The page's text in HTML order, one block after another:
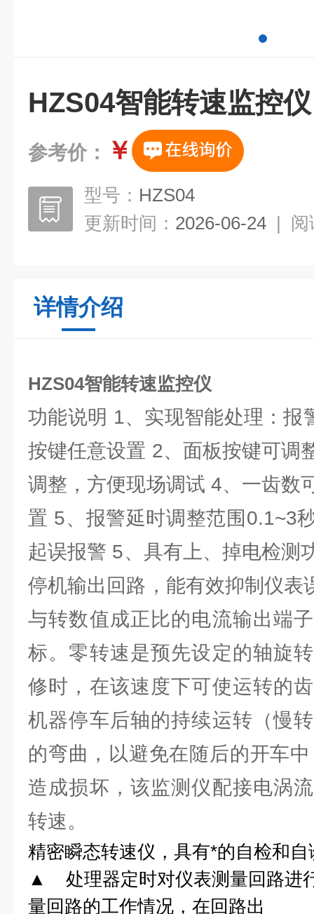
HZS04智能转速监控仪
参考价： ￥
型号： HZS04
更新时间： 2026-06-24 | 阅
详情介绍
HZS04智能转速监控仪
功能说明 1、实现智能处理：报
按键任意设置 2、面板按键可调
调整，方便现场调试 4、一齿数
置 5、报警延时调整范围0.1~3
起误报警 5、具有上、掉电检测
停机输出回路，能有效抑制仪表
与转数值成正比的电流输出端
标。零转速是预先设定的轴旋
修时，在该速度下可使运转的
机器停车后轴的持续运转（慢
的弯曲，以避免在随后的开车
造成损坏，该监测仪配接电涡
转速。
精密瞬态转速仪，具有*的自检和
▲
处理器定时对仪表测量回路进
量回路的工作情况，在回路出